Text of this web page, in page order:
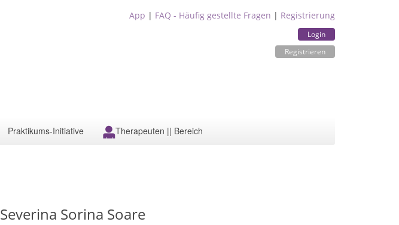
App | FAQ - Häufig gestellte Fragen | Registrierung
Login
Registrieren
Praktikums-Initiative Therapeuten || Bereich
Severina Sorina Soare